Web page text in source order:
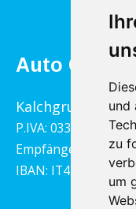
und
zu
um
Auto Gasser
Kalchgrube 14,
P.IVA: 03322790217
Empfängercodex:
IBAN: